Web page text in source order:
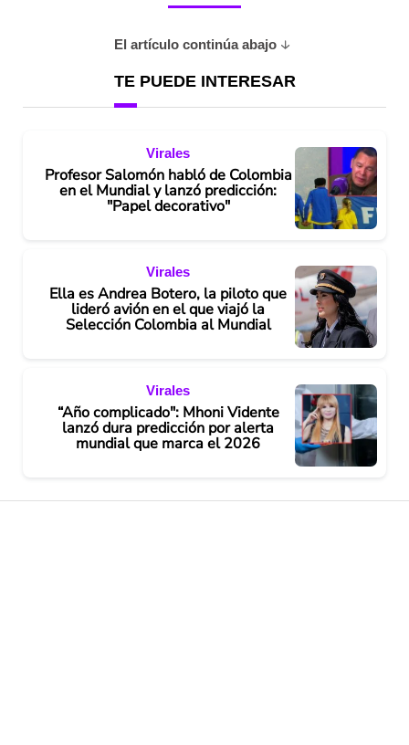
El artículo continúa abajo
TE PUEDE INTERESAR
Virales
Profesor Salomón habló de Colombia
en el Mundial y lanzó predicción:
"Papel decorativo"
Virales
Ella es Andrea Botero, la piloto que
lideró avión en el que viajó la
Selección Colombia al Mundial
Virales
“Año complicado": Mhoni Vidente
lanzó dura predicción por alerta
mundial que marca el 2026